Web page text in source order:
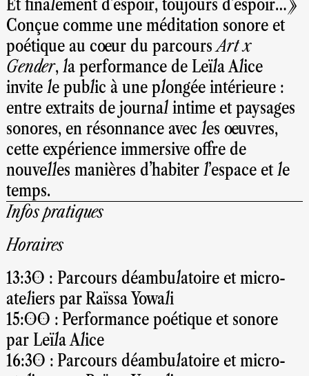
Et finalement d'espoir, toujours d'espoir…»
Conçue comme une méditation sonore et
poétique au cœur du parcoursArt x
Gender, la performance de Leïla Alice
invite le public à une plongée intérieure :
entre extraits de journal intime et paysages
sonores, en résonnance avec les œuvres,
cette expérience immersive offre de
nouvelles manières d'habiter l’espace et le
temps.
Infos pratiques
Horaires
13:30 : Parcours déambulatoire et micro-
ateliers par Raïssa Yowali
15:00 : Performance poétique et sonore
par Leïla Alice
16:30 : Parcours déambulatoire et micro-